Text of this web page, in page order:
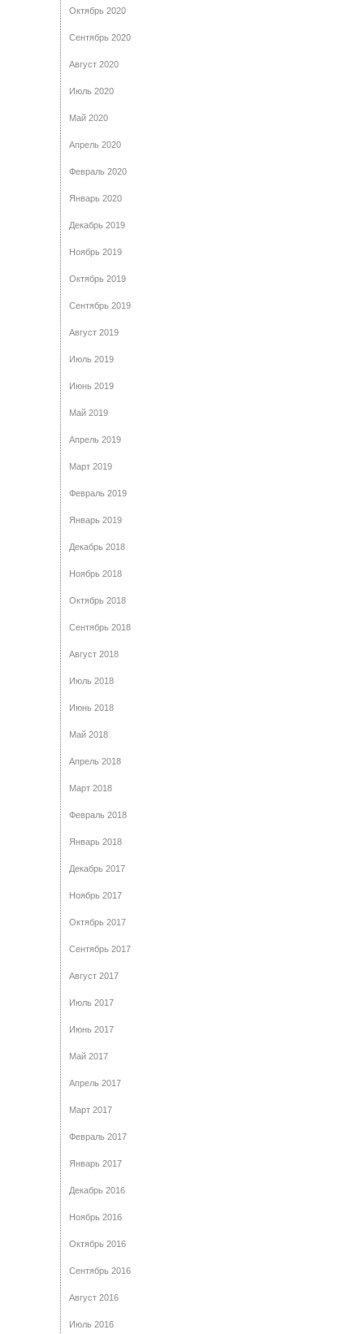
Октябрь 2020
Сентябрь 2020
Август 2020
Июль 2020
Май 2020
Апрель 2020
Февраль 2020
Январь 2020
Декабрь 2019
Ноябрь 2019
Октябрь 2019
Сентябрь 2019
Август 2019
Июль 2019
Июнь 2019
Май 2019
Апрель 2019
Март 2019
Февраль 2019
Январь 2019
Декабрь 2018
Ноябрь 2018
Октябрь 2018
Сентябрь 2018
Август 2018
Июль 2018
Июнь 2018
Май 2018
Апрель 2018
Март 2018
Февраль 2018
Январь 2018
Декабрь 2017
Ноябрь 2017
Октябрь 2017
Сентябрь 2017
Август 2017
Июль 2017
Июнь 2017
Май 2017
Апрель 2017
Март 2017
Февраль 2017
Январь 2017
Декабрь 2016
Ноябрь 2016
Октябрь 2016
Сентябрь 2016
Август 2016
Июль 2016